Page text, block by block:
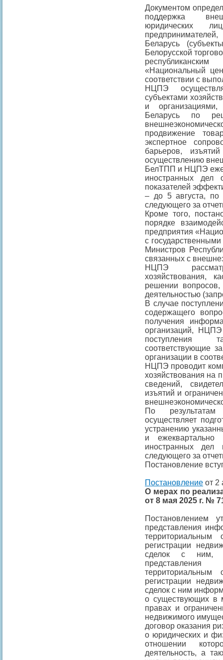
Документом
поддержка
юридических
Беларусь
Белорусской
«Национальный
соответствии с
НЦПЭ
субъектами
и
Беларусь по
продвижение
экспертное
барьеров,
осуществлению
БелТПП и НЦПЭ
иностранных дел
показателей
– до 5 августа,
следующего за
Кроме того,
порядке
предприятия
с
Министров
связанных с
НЦПЭ
хозяйствования,
решении вопросов,
деятельностью
В случае
содержащего
получения
организаций,
поступления
соответствующие
организации в
НЦПЭ проводит
хозяйствования на
сведений,
изъятий и
По
осуществляет
устранению
и ежеквартально
иностранных дел
следующего за
Постановление
Постановление от 2
О мерах по
от 8 мая 2025 г. №
Постановлением
представления
территориальным
регистрации
сделок с ним,
территориальным
регистрации
сделок с ним
о существующих в
правах и
недвижимого
договор оказания
о юридических и
отношении
деятельность, а